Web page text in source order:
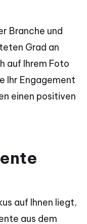
Branche und
Grad an
auf Ihrem Foto
Ihr Engagement
einen positiven
auf Ihnen liegt,
aus dem